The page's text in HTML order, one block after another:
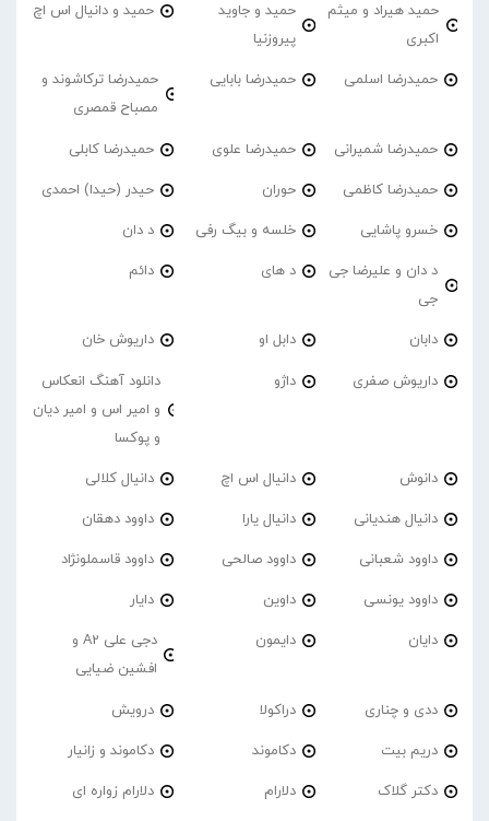
حمید هیراد و میثم
اکبری
حمید و جاوید
پیروزنیا
حمید و دانیال اس اچ
حمیدرضا اسلمی حمیدرضا بابایی
حمیدرضا ترکاشوند و
مصباح قمصری
حمیدرضا شمیرانی حمیدرضا علوی حمیدرضا کابلی
حمیدرضا کاظمی حوران حیدر (حیدا) احمدی
خسرو پاشایی خلسه و بیگ رفی د دان
د دان و علیرضا جی
جی
د های دائم
دابان دابل او داریوش خان
داریوش صفری داژو
دانلود آهنگ انعکاس
و امیر اس و امیر دیان
و پوکسا
دانوش دانیال اس اچ دانیال کلالی
دانیال هندیانی دانیال یارا داوود دهقان
داوود شعبانی داوود صالحی داوود قاسملونژاد
داوود یونسی داوین دایار
دایان دایمون
دجی علی A2 و
افشین ضیایی
ددی و چناری دراکولا درویش
دریم بیت دکاموند دکاموند و زانیار
دکتر گلاک دلارام دلارام زواره ای